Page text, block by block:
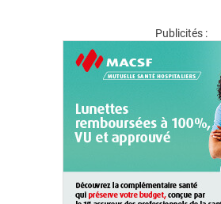
Publicités :